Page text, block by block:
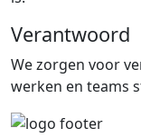
Verantwoord
We zorgen voor
werken en teams